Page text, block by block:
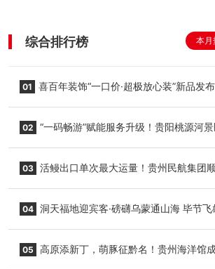
综合排行榜 本月
01 喜百年装饰“一口价·超极放心装”新品发
02 “一码畅游”赋能服务升级！贵阳桃源河
03 活鳗出口单次最大运量！贵州民航集团
04 洞天福地迎宾客·磅礴乌蒙通山海 毕节
05 高原添新丁，萌豚征黔名！贵州海洋馆